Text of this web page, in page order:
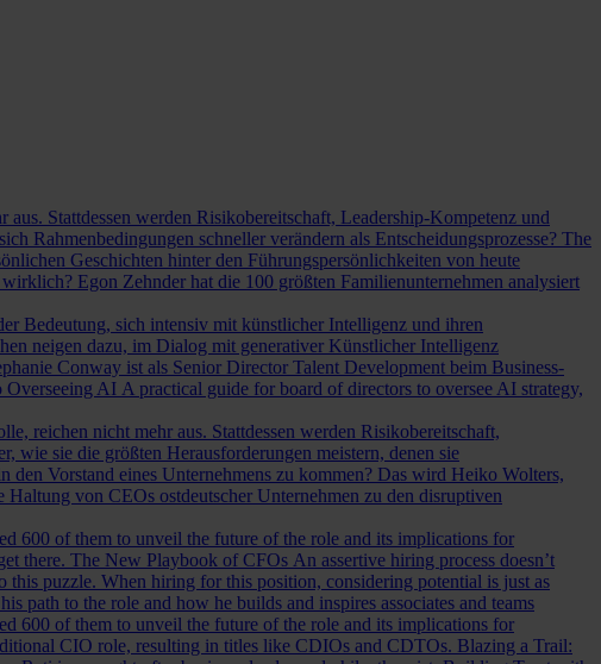
Stattdessen werden Risikobereitschaft, Leadership-Kompetenz und
Rahmenbedingungen schneller verändern als Entscheidungsprozesse? The
Geschichten hinter den Führungspersönlichkeiten von heute
Egon Zehnder hat die 100 größten Familienunternehmen analysiert
Bedeutung, sich intensiv mit künstlicher Intelligenz und ihren
neigen dazu, im Dialog mit generativer Künstlicher Intelligenz
Conway ist als Senior Director Talent Development beim Business-
Overseeing AI A practical guide for board of directors to oversee AI strategy,
reichen nicht mehr aus. Stattdessen werden Risikobereitschaft,
wie sie die größten Herausforderungen meistern, denen sie
den Vorstand eines Unternehmens zu kommen? Das wird Heiko Wolters,
von CEOs ostdeutscher Unternehmen zu den disruptiven
600 of them to unveil the future of the role and its implications for
there. The New Playbook of CFOs An assertive hiring process doesn’t
puzzle. When hiring for this position, considering potential is just as
path to the role and how he builds and inspires associates and teams
600 of them to unveil the future of the role and its implications for
CIO role, resulting in titles like CDIOs and CDTOs. Blazing a Trail: